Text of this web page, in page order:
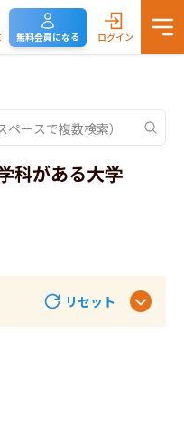
無料会員になる ログイン
科がある大学
リセット